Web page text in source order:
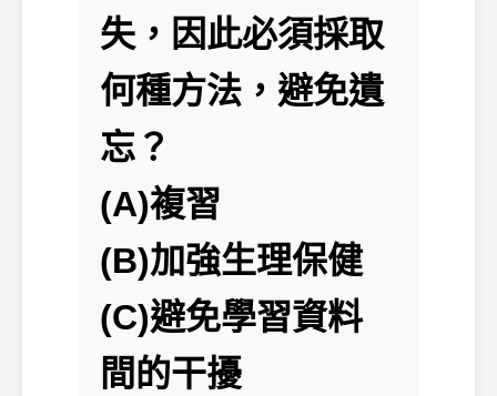
失，因此必須採取
何種方法，避免遺
忘？
(A)複習
(B)加強生理保健
(C)避免學習資料
間的干擾